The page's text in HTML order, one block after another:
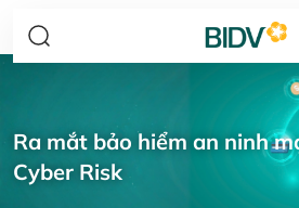
Ra mắt bảo hiểm an ninh
Cyber Risk